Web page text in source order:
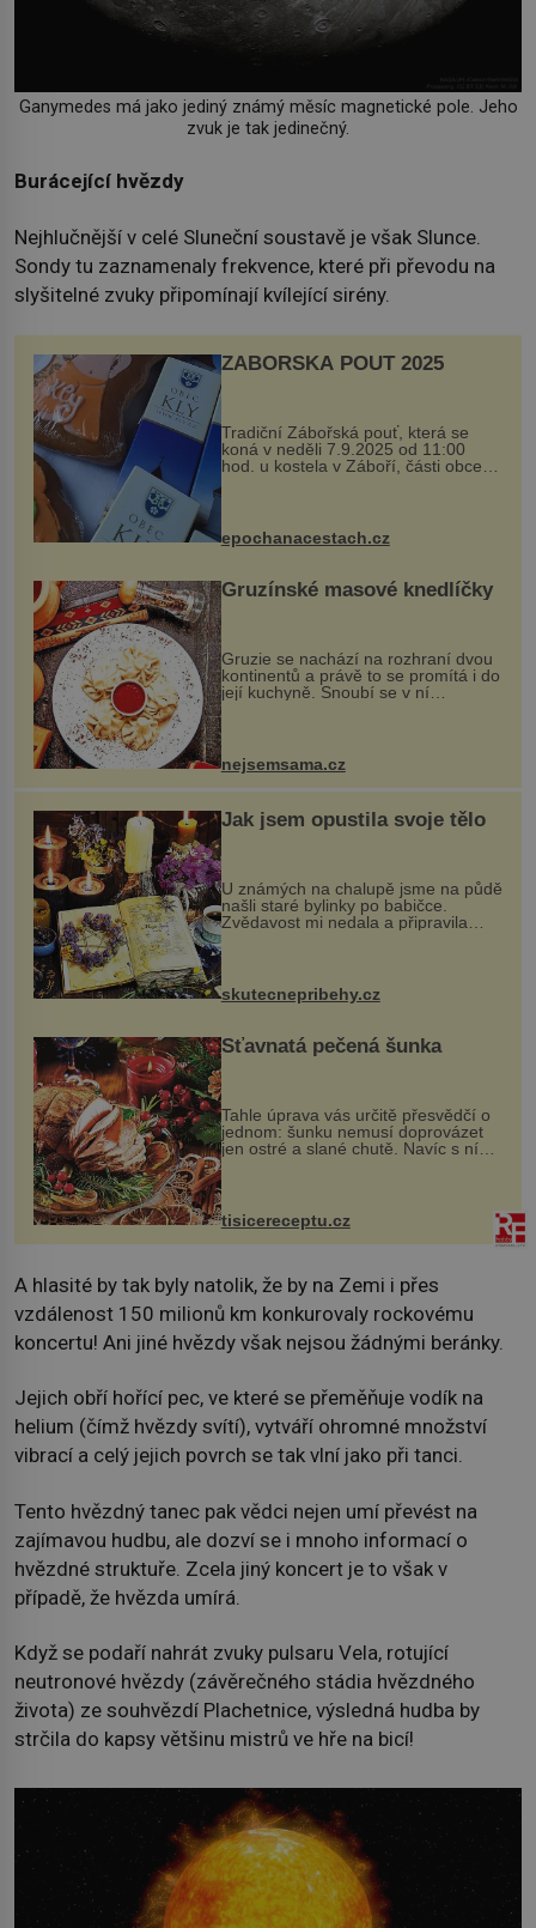
Ganymedes má jako jediný známý měsíc magnetické pole. Jeho
zvuk je tak jedinečný.
Burácející hvězdy
Nejhlučnější v celé Sluneční soustavě je však Slunce.
Sondy tu zaznamenaly frekvence, které při převodu na
slyšitelné zvuky připomínají kvílející sirény.
ZÁBOŘSKÁ POUŤ 2025
Tradiční Zábořská pouť, která se
koná v neděli 7.9.2025 od 11:00
hod. u kostela v Záboří, části obce
Kly u Mělníka. V programu naleznete
komentovanou prohlídku kostela,
epochanacestach.cz
Gruzínské masové knedlíčky
Gruzie se nachází na rozhraní dvou
kontinentů a právě to se promítá i do
její kuchyně. Snoubí se v ní
evropské a asijské chutě a díky tomu
pokrmy, které rozhodně st...
nejsemsama.cz
Jak jsem opustila svoje tělo
U známých na chalupě jsme na půdě
našli staré bylinky po babičce.
Zvědavost mi nedala a připravila
jsem si z nich lektvar… Zimní pobyt
na chalupě se pro mě vlastní vinou
změnil v děsivý zážitek, na kt...
skutecnepribehy.cz
Šťavnatá pečená šunka
Tahle úprava vás určitě přesvědčí o
jednom: šunku nemusí doprovázet
jen ostré a slané chutě. Navíc s ní
nakrmíte poměrně hodně hladových
krků. Ingredience sádlo 3 kg šunky
vcelku 3 stroužky česneku hl...
tisicereceptu.cz
A hlasité by tak byly natolik, že by na Zemi i přes
vzdálenost 150 milionů km konkurovaly rockovému
koncertu! Ani jiné hvězdy však nejsou žádnými beránky.
Jejich obří hořící pec, ve které se přeměňuje vodík na
helium (čímž hvězdy svítí), vytváří ohromné množství
vibrací a celý jejich povrch se tak vlní jako při tanci.
Tento hvězdný tanec pak vědci nejen umí převést na
zajímavou hudbu, ale dozví se i mnoho informací o
hvězdné struktuře. Zcela jiný koncert je to však v
případě, že hvězda umírá.
Když se podaří nahrát zvuky pulsaru Vela, rotující
neutronové hvězdy (závěrečného stádia hvězdného
života) ze souhvězdí Plachetnice, výsledná hudba by
strčila do kapsy většinu mistrů ve hře na bicí!